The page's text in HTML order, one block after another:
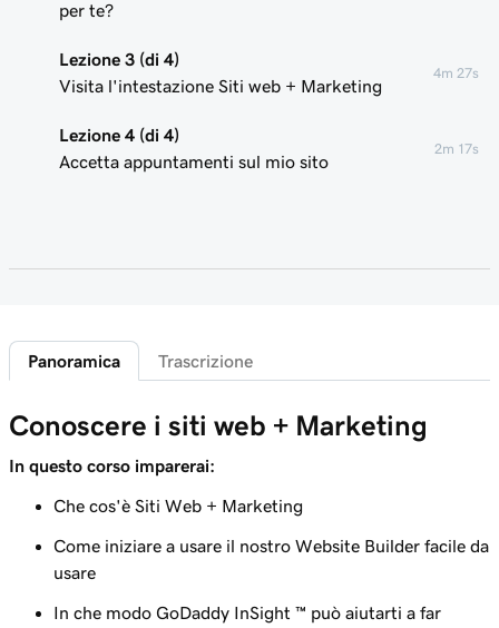
per te?
Lezione 3 (di 4)
Visita l'intestazione Siti web + Marketing
4m 27s
Lezione 4 (di 4)
Accetta appuntamenti sul mio sito
2m 17s
Panoramica Trascrizione
Conoscere i siti web + Marketing
In questo corso imparerai:
Che cos'è Siti Web + Marketing
Come iniziare a usare il nostro Website Builder facile da
usare
In che modo GoDaddy InSight ™ può aiutarti a far